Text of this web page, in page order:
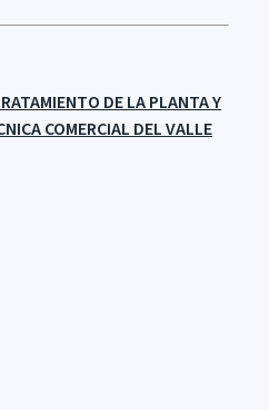
DE LA PLANTA Y
COMERCIAL DEL VALLE